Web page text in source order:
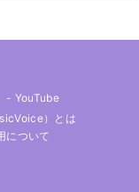
- YouTube
）とは
について